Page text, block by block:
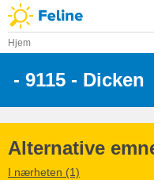
Hjem
- 9115 - Dicken
Alternative
I nærheten (1)